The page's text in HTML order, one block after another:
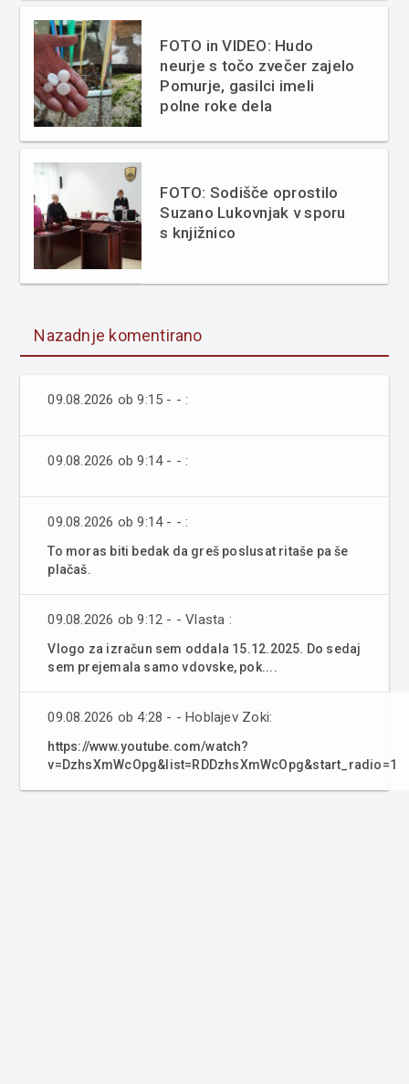
FOTO in VIDEO: Hudo
neurje s točo zvečer zajelo
Pomurje, gasilci imeli
polne roke dela
FOTO: Sodišče oprostilo
Suzano Lukovnjak v sporu
s knjižnico
Nazadnje komentirano
09.08.2026 ob 9:15 - - :
09.08.2026 ob 9:14 - - :
09.08.2026 ob 9:14 - - :
To moras biti bedak da greš poslusat ritaše pa še
plačaš.
09.08.2026 ob 9:12 - - Vlasta :
Vlogo za izračun sem oddala 15.12.2025. Do sedaj
sem prejemala samo vdovske, pok....
09.08.2026 ob 4:28 - - Hoblajev Zoki:
https://www.youtube.com/watch?
v=DzhsXmWcOpg&list=RDDzhsXmWcOpg&start_radio=1